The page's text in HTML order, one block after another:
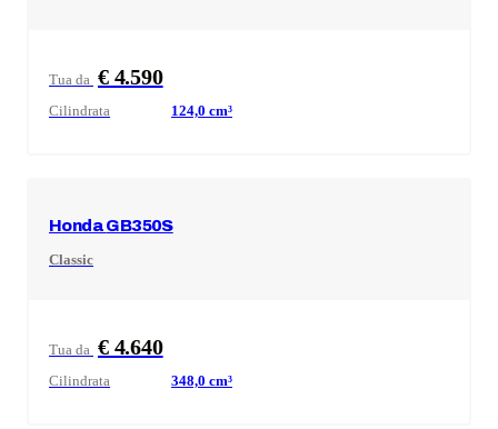
Tua da € 4.590
Cilindrata 124,0 cm³
HondaGB350S
Classic
Tua da € 4.640
Cilindrata 348,0 cm³